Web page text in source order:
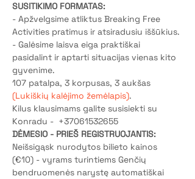
SUSITIKIMO FORMATAS:
- Apžvelgsime atliktus Breaking Free
Activities pratimus ir atsiradusiu iššūkius.
- Galėsime laisva eiga praktiškai
pasidalint ir aptarti situacijas vienas kito
gyvenime.
107 patalpa, 3 korpusas, 3 aukšas
(Lukiškių kalėjimo žemėlapis).
Kilus klausimams galite susisiekti su
Konradu -  +37061532655
DĖMESIO - PRIEŠ REGISTRUOJANTIS:
Neišsigąsk nurodytos bilieto kainos
(€10) - vyrams turintiems Genčių
bendruomenės narystę automatiškai